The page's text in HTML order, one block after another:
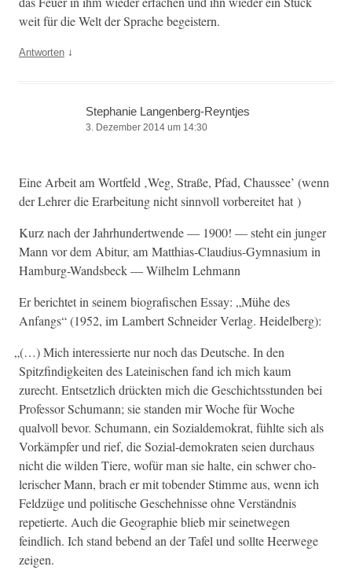
weit für die Welt der Sprache begeistern.
Antworten ↓
Stephanie Langenberg-Reyntjes
3. Dezember 2014 um 14:30
Eine Arbeit am Wort­feld ‚Weg, Straße, Pfad, Chaussee’ (wenn
der Lehrer die Erar­beitung nicht sin­nvoll vor­bere­it­et hat )
Kurz nach der Jahrhun­der­twende — 1900! — ste­ht ein junger
Mann vor dem Abitur, am Matthias-Claudius-Gym­na­si­um in
Ham­burg-Wands­beck — Wil­helm Lehmann
Er berichtet in seinem biografis­chen Essay: „Mühe des
Anfangs“ (1952, im Lam­bert Schnei­der Ver­lag. Heidelberg):
„(…) Mich inter­essierte nur noch das Deutsche. In den
Spitzfind­igkeit­en des Lateinis­chen fand ich mich kaum
zurecht. Entset­zlich drück­ten mich die Geschichtsstun­den bei
Pro­fes­sor Schu­mann; sie standen mir Woche für Woche
qualvoll bevor. Schu­mann, ein Sozialdemokrat, fühlte sich als
Vorkämpfer und rief, die Sozial-demokrat­en seien dur­chaus
nicht die wilden Tiere, wofür man sie halte, ein schw­er cho­
lerisch­er Mann, brach er mit toben­der Stimme aus, wenn ich
Feldzüge und poli­tis­che Geschehnisse ohne Ver­ständ­nis
repetierte. Auch die Geo­gra­phie blieb mir seinetwe­gen
feindlich. Ich stand bebend an der Tafel und sollte Heer­wege
zeigen.